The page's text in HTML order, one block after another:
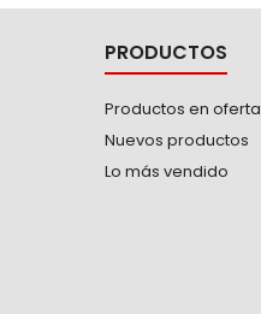
PRODUCTOS
Productos en oferta
Nuevos productos
Lo más vendido